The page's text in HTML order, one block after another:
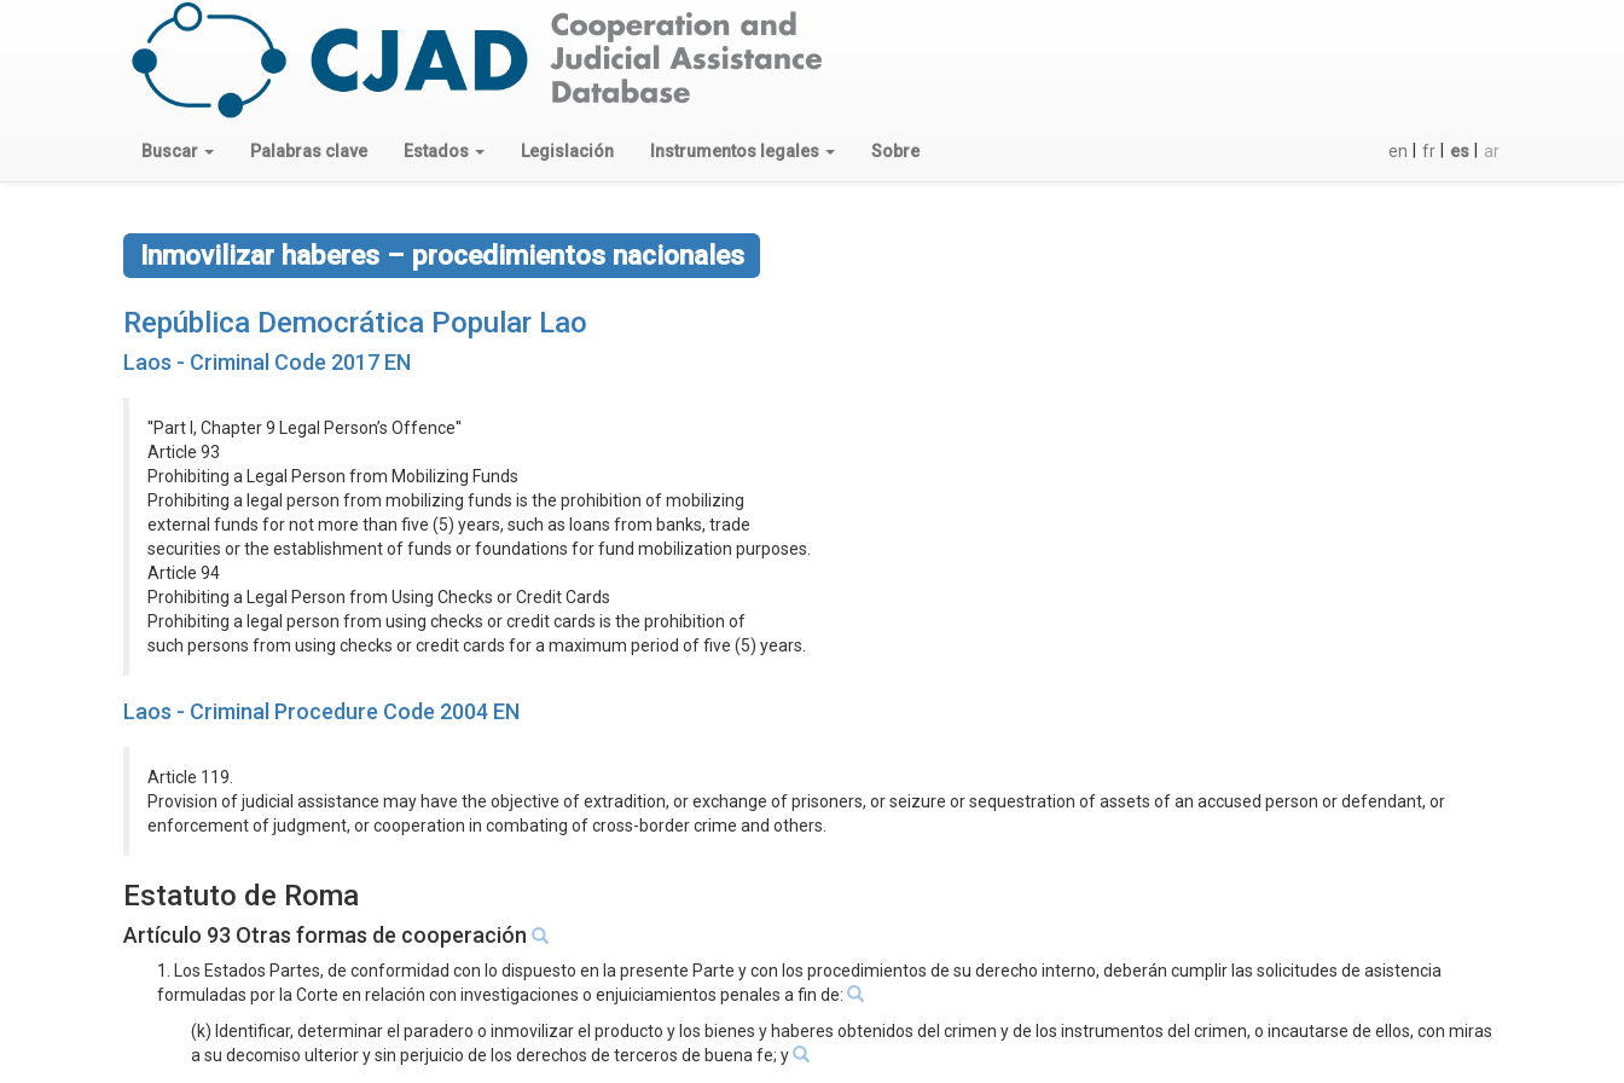
Buscar Palabras clave Estados Legislación Instrumentos legales Sobre en fr es ar
Inmovilizar haberes – procedimientos nacionales
República Democrática Popular Lao
Laos - Criminal Code 2017 EN
''Part I, Chapter 9 Legal Person’s Offence''
Article 93
Prohibiting a Legal Person from Mobilizing Funds
Prohibiting a legal person from mobilizing funds is the prohibition of mobilizing
external funds for not more than five (5) years, such as loans from banks, trade
securities or the establishment of funds or foundations for fund mobilization purposes.
Article 94
Prohibiting a Legal Person from Using Checks or Credit Cards
Prohibiting a legal person from using checks or credit cards is the prohibition of
such persons from using checks or credit cards for a maximum period of five (5) years.
Laos - Criminal Procedure Code 2004 EN
Article 119.
Provision of judicial assistance may have the objective of extradition, or exchange of prisoners, or seizure or sequestration of assets of an accused person or defendant, or
enforcement of judgment, or cooperation in combating of cross-border crime and others.
Estatuto de Roma
Artículo 93 Otras formas de cooperación
1. Los Estados Partes, de conformidad con lo dispuesto en la presente Parte y con los procedimientos de su derecho interno, deberán cumplir las solicitudes de asistencia
formuladas por la Corte en relación con investigaciones o enjuiciamientos penales a fin de:
(k) Identificar, determinar el paradero o inmovilizar el producto y los bienes y haberes obtenidos del crimen y de los instrumentos del crimen, o incautarse de ellos, con miras
a su decomiso ulterior y sin perjuicio de los derechos de terceros de buena fe; y